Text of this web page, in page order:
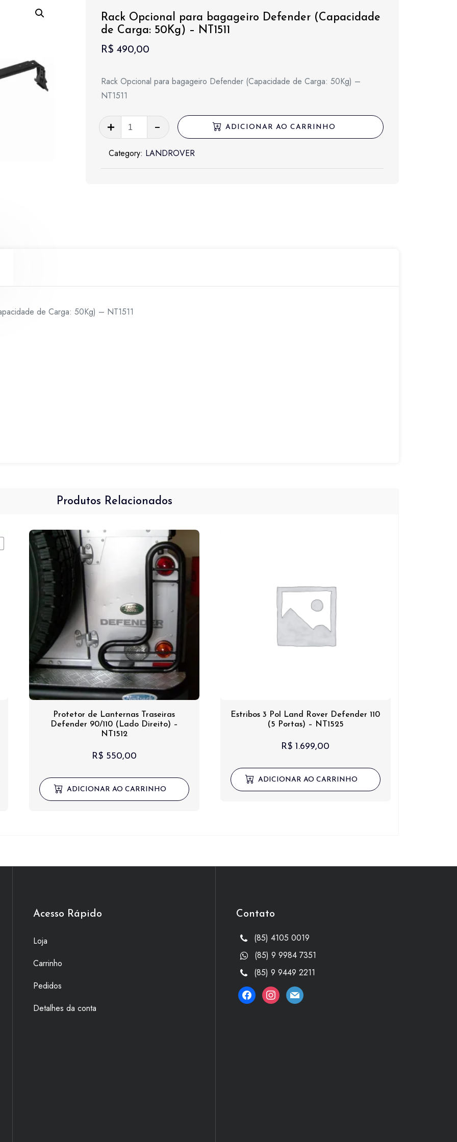
Rack Opcional para bagageiro Defender (Capacidade
de Carga: 50Kg) – NT1511
R$ 490,00
Rack Opcional para bagageiro Defender (Capacidade de Carga: 50Kg) –
NT1511
Rack
Opcional
para
ADICIONAR AO CARRINHO
Category: LANDROVER
de Carga: 50Kg) – NT1511
Produtos Relacionados
Protetor de Lanternas Traseiras
Defender 90/110 (Lado Direito) –
NT1512
R$550,00
ADICIONAR AO CARRINHO
Estribos 3 Pol Land Rover Defender 110
(5 Portas) – NT1525
R$ 1.699,00
ADICIONAR AO CARRINHO
Acesso Rápido
Loja
Carrinho
Pedidos
Detalhes da conta
Contato
(85) 4105 0019
(85) 9 9984 7351
(85) 9 9449 2211
facebookinstagram
mail